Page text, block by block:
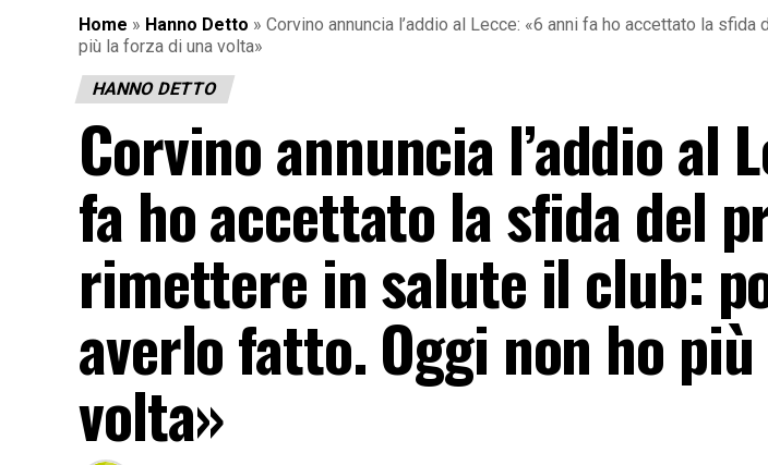
Home » Hanno Detto » Corvino annuncia l’addio al Lecce: «6 anni fa ho accettato la
più la forza di una volta»
HANNO DETTO
Corvino annuncia l’addio al
fa ho accettato la sfida del
rimettere in salute il club:
averlo fatto. Oggi non ho
volta»